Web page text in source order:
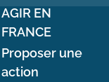
AGIR EN
FRANCE
Proposer une
action